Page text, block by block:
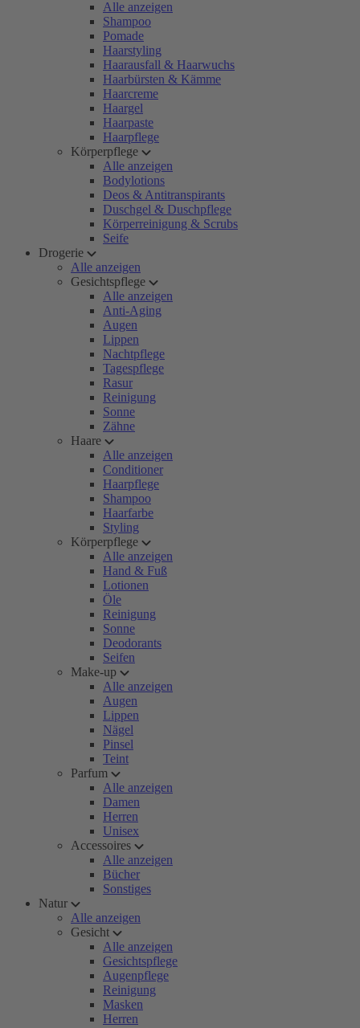
Alle anzeigen
Shampoo
Pomade
Haarstyling
Haarausfall & Haarwuchs
Haarbürsten & Kämme
Haarcreme
Haargel
Haarpaste
Haarpflege
Körperpflege
Alle anzeigen
Bodylotions
Deos & Antitranspirants
Duschgel & Duschpflege
Körperreinigung & Scrubs
Seife
Drogerie
Alle anzeigen
Gesichtspflege
Alle anzeigen
Anti-Aging
Augen
Lippen
Nachtpflege
Tagespflege
Rasur
Reinigung
Sonne
Zähne
Haare
Alle anzeigen
Conditioner
Haarpflege
Shampoo
Haarfarbe
Styling
Körperpflege
Alle anzeigen
Hand & Fuß
Lotionen
Öle
Reinigung
Sonne
Deodorants
Seifen
Make-up
Alle anzeigen
Augen
Lippen
Nägel
Pinsel
Teint
Parfum
Alle anzeigen
Damen
Herren
Unisex
Accessoires
Alle anzeigen
Bücher
Sonstiges
Natur
Alle anzeigen
Gesicht
Alle anzeigen
Gesichtspflege
Augenpflege
Reinigung
Masken
Herren